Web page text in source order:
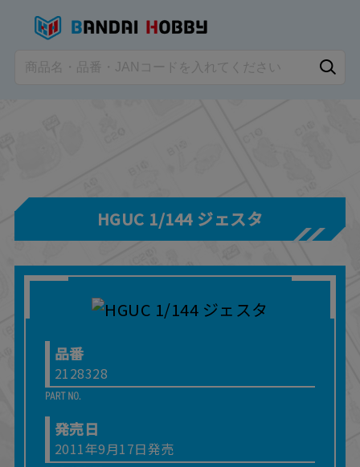
HGUC 1/144 ジェスタ
品番
2128328
発売日
2011年9月17日発売